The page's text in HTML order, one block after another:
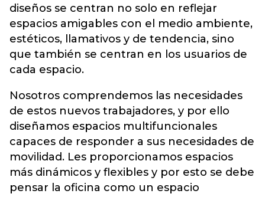
diseños se centran no solo en reflejar
espacios amigables con el medio ambiente,
estéticos, llamativos y de tendencia, sino
que también se centran en los usuarios de
cada espacio.
Nosotros comprendemos las necesidades
de estos nuevos trabajadores, y por ello
diseñamos espacios multifuncionales
capaces de responder a sus necesidades de
movilidad. Les proporcionamos espacios
más dinámicos y flexibles y por esto se debe
pensar la oficina como un espacio